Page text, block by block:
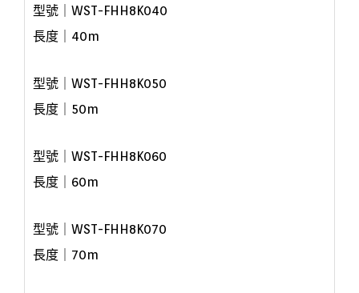
型號｜ WST-FHH8K040
長度｜40m
型號｜ WST-FHH8K050
長度｜50m
型號｜ WST-FHH8K060
長度｜60m
型號｜ WST-FHH8K070
長度｜70m